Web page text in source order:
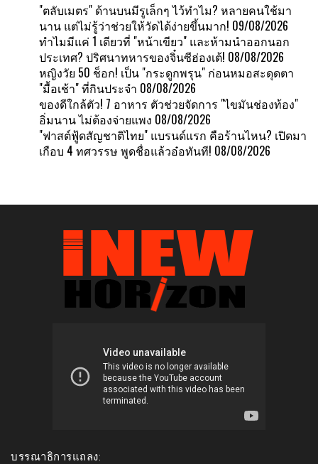
"ตลับเมตร" ด้านบนมีรูเล็กๆ ไว้ทำไม? หลายคนใช้มา
นาน แต่ไม่รู้ว่าช่วยให้วัดได้ง่ายขึ้นมาก! 09/08/2026
ทำไมมีแค่ 1 เดียวที่ "หน้าเขียว" และห้ามนำออกนอก
ประเทศ? ปริศนาทหารของจิ๋นซีฮ่องเต้! 08/08/2026
หญิงวัย 50 ช็อก! เป็น "กระดูกพรุน" ก่อนหมอสะดุดตา
"มื้อเช้า" ที่กินประจำ 08/08/2026
ของดีใกล้ตัว! 7 อาหาร ตัวช่วยจัดการ "ไขมันช่องท้อง"
อิ่มนาน ไม่ต้องจ่ายแพง 08/08/2026
"ฟาสต์ฟู้ดสัญชาติไทย" แบรนด์แรก คือร้านไหน? เปิดมา
เกือบ 4 ทศวรรษ พูดชื่อแล้วอ๋อทันที! 08/08/2026
บรรณาธิการแถลง: